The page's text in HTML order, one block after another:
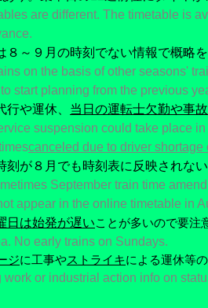
are different. The timetable is
８～９月の時刻でない情報で概略
on the basis of other seasons'
start planning from the previous
や運休、 当日の運転士欠勤や事
suspension could take place
canceled due to driver shortage
刻が８月でも時刻表に反映されな
September train time
appear in the online timetable in
日は始発が遅いことが多いので要注
No early trains on Sundays.
ジに工事やストライキによる運休等
or industrial action info on